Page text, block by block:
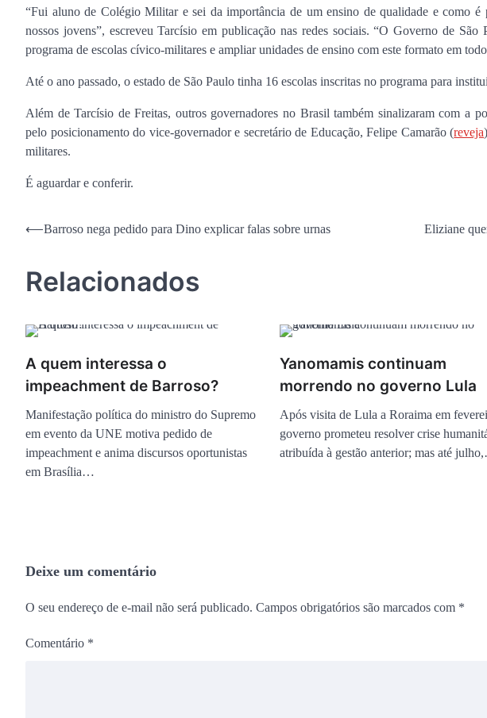
“Fui aluno de Colégio Militar e sei da importância de um ensino de qualidade e como é
nossos jovens”, escreveu Tarcísio em publicação nas redes sociais. “O Governo de
programa de escolas cívico-militares e ampliar unidades de ensino com este formato em
Até o ano passado, o estado de São Paulo tinha 16 escolas inscritas no programa para
Além de Tarcísio de Freitas, outros governadores no Brasil também sinalizaram com a
pelo posicionamento do vice-governador e secretário de Educação, Felipe Camarão (reveja
militares.
É aguardar e conferir.
Navegação
Post
⟵Barroso nega pedido para Dino explicar falas sobre urnas Eliziane
Relacionados
A quem interessa o
impeachment de Barroso?
Manifestação política do ministro do Supremo
em evento da UNE motiva pedido de
impeachment e anima discursos oportunistas
em Brasília…
Yanomamis continuam
morrendo no governo Lula
Após visita de Lula a Roraima em
governo prometeu resolver crise
atribuída à gestão anterior; mas até
Deixe um comentário
O seu endereço de e-mail não será publicado. Campos obrigatórios são marcados com *
Comentário *